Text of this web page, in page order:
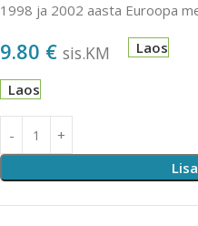
1998 ja 2002 aasta Euroopa
9.80 € sis.KM Laos
Laos